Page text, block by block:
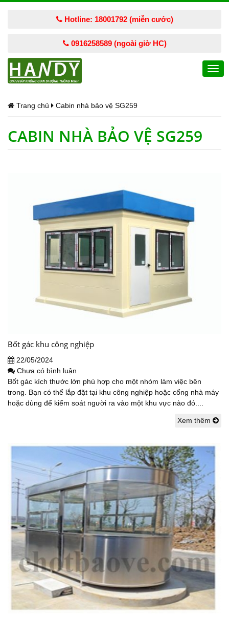
Hotline: 18001792 (miễn cước)
0916258589 (ngoài giờ HC)
Trang chủ Cabin nhà bảo vệ SG259
CABIN NHÀ BẢO VỆ SG259
Bốt gác khu công nghiệp
22/05/2024
Chưa có bình luận
Bốt gác kích thước lớn phù hợp cho một nhóm làm việc bên
trong. Bạn có thể lắp đặt tại khu công nghiệp hoặc cổng nhà máy
hoặc dùng để kiểm soát người ra vào một khu vực nào đó....
Xem thêm